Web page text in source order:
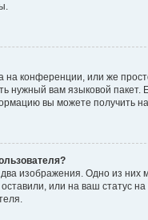
конференции, или же
вам языковой пакет.
вы можете получить
изображения. Одно из
или на ваш статус